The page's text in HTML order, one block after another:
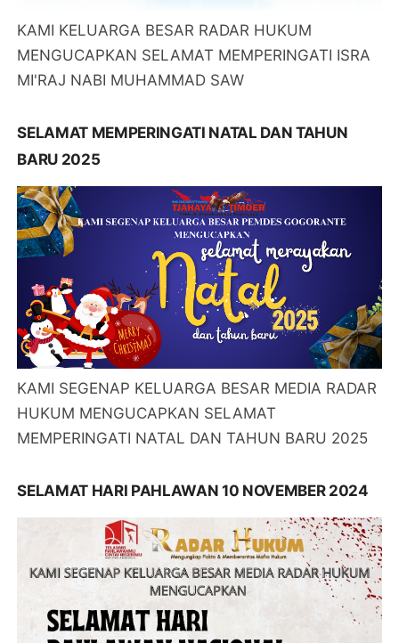
KAMI KELUARGA BESAR RADAR HUKUM
MENGUCAPKAN SELAMAT MEMPERINGATI ISRA
MI'RAJ NABI MUHAMMAD SAW
SELAMAT MEMPERINGATI NATAL DAN TAHUN
BARU 2025
KAMI SEGENAP KELUARGA BESAR MEDIA RADAR
HUKUM MENGUCAPKAN SELAMAT
MEMPERINGATI NATAL DAN TAHUN BARU 2025
SELAMAT HARI PAHLAWAN 10 NOVEMBER 2024